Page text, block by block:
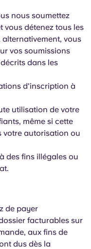
nous soumettez
vous détenez tous les
vous
vos soumissions
dans les
d'inscription à
utilisation de votre
même si cette
votre autorisation ou
des fins illégales ou
de payer
facturables sur
aux fins de
dus dès la